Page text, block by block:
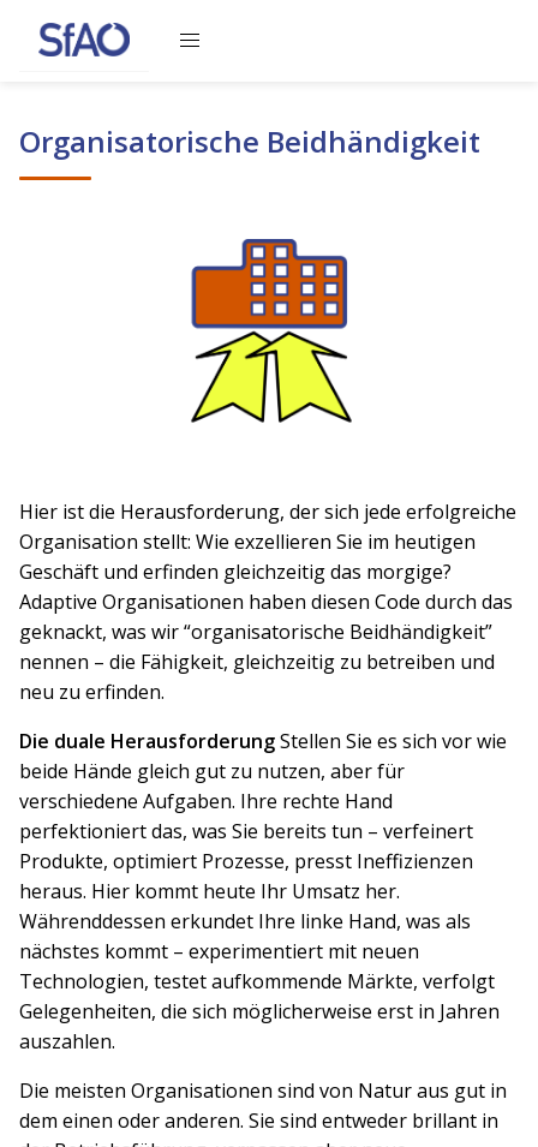
Organisatorische Beidhändigkeit
Hier ist die Herausforderung, der sich jede erfolgreiche
Organisation stellt: Wie exzellieren Sie im heutigen
Geschäft und erfinden gleichzeitig das morgige?
Adaptive Organisationen haben diesen Code durch das
geknackt, was wir “organisatorische Beidhändigkeit”
nennen – die Fähigkeit, gleichzeitig zu betreiben und
neu zu erfinden.
Die duale HerausforderungStellen Sie es sich vor wie
beide Hände gleich gut zu nutzen, aber für
verschiedene Aufgaben. Ihre rechte Hand
perfektioniert das, was Sie bereits tun – verfeinert
Produkte, optimiert Prozesse, presst Ineffizienzen
heraus. Hier kommt heute Ihr Umsatz her.
Währenddessen erkundet Ihre linke Hand, was als
nächstes kommt – experimentiert mit neuen
Technologien, testet aufkommende Märkte, verfolgt
Gelegenheiten, die sich möglicherweise erst in Jahren
auszahlen.
Die meisten Organisationen sind von Natur aus gut in
dem einen oder anderen. Sie sind entweder brillant in